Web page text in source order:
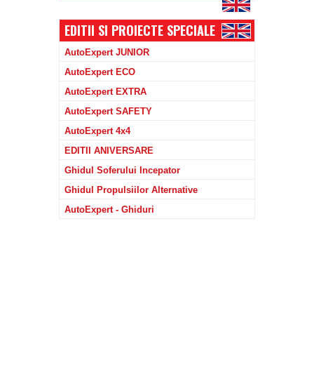
EDITII SI PROIECTE SPECIALE
AutoExpert JUNIOR
AutoExpert ECO
AutoExpert EXTRA
AutoExpert SAFETY
AutoExpert 4x4
EDITII ANIVERSARE
Ghidul Soferului Incepator
Ghidul Propulsiilor Alternative
AutoExpert - Ghiduri